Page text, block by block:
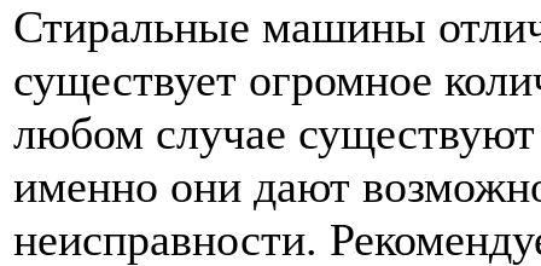
Стиральные машины
существует огромное
любом случае
именно они дают
неисправности.